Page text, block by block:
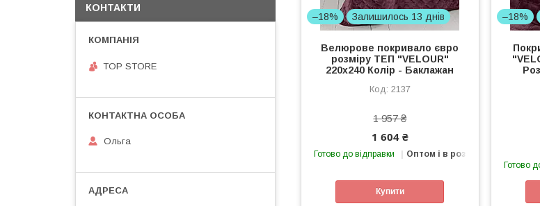
–18% Залишилось 13 днів
Велюрове покривало євро
розміру ТЕП "VELOUR"
220x240 Колір - Баклажан
2137
1 957 ₴
1 604 ₴
Готово до відправки Оптом і в роздріб
Купити
–18%
Готово
КОНТАКТИ
TOP STORE
Ольга